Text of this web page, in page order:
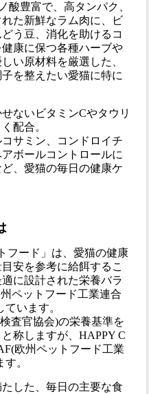
酸豊富で、高タンパク、
た新鮮なラム肉に、ビ
う豆、消化を助けるコ
康に保つ各種ハーブや
い原材料を厳選した、
を整えたい愛猫に特に
ないビタミンCやタウリ
配合。
サミン、コンドロイチ
ボールコントロールに
、愛猫の毎日の健康ケ
フード」は、愛猫の健康
安を参考に給餌するこ
に設計された栄養バラ
ペットフード工業連合
います。
査官協会)の栄養基準を
称しますが、HAPPY C
欧州ペットフード工業
。
した、毎日の主要な食